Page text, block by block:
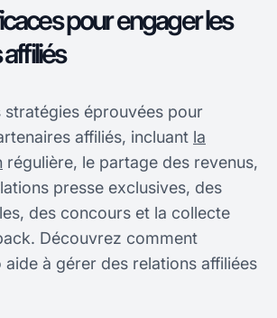
pour engager les
stratégies éprouvées pour
affiliés, incluant la
régulière, le partage des revenus,
presse exclusives, des
des concours et la collecte
Découvrez comment
aide à gérer des relations affiliées